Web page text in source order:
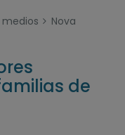
medios Nova
de